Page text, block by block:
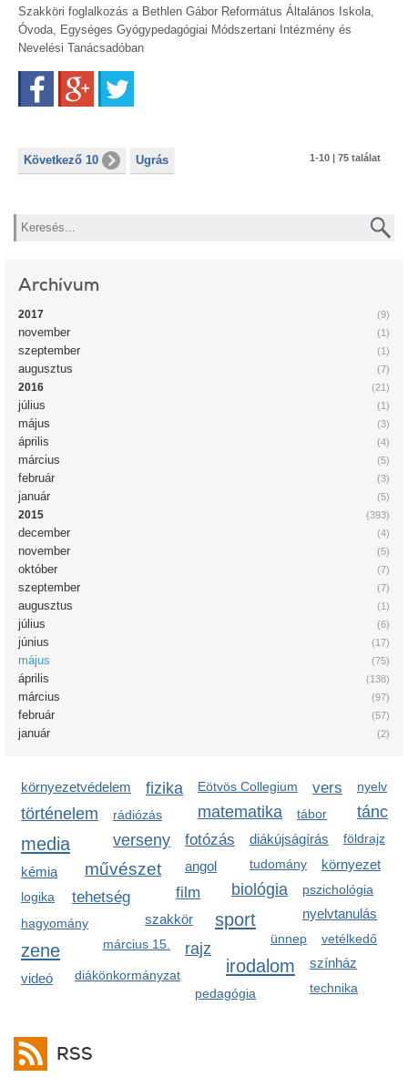
Szakköri foglalkozás a Bethlen Gábor Református Általános Iskola,
Óvoda, Egységes Gyógypedagógiai Módszertani Intézmény és
Nevelési Tanácsadóban
FacebookGoogle+
Következő 10 Ugrás 1-10 | 75 találat
Keresés
Archívum
(9)
2017
(1)
november
(1)
szeptember
(7)
augusztus
(21)
2016
(1)
július
(3)
május
(4)
április
(5)
március
(3)
február
(5)
január
(393)
2015
(4)
december
(5)
november
(7)
október
(7)
szeptember
(1)
augusztus
(6)
július
(17)
június
(75)
május
(138)
április
(97)
március
(57)
február
(2)
január
környezetvédelem fizika Eötvös Collegium vers
matematika
nyelv
történelem tánc
tábor
rádiózás
verseny fotózás diákújságírás
media
tudomány
művészet
földrajz
környezet
angol
biológia
kémia
pszichológia
tehetség film
logika
nyelvtanulás
sport
szakkör
hagyomány
ünnep
március 15. vetélkedő
zene rajz
irodalom színház
diákönkormányzat
technika
pedagógia
videó
RSS